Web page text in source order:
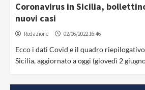
Coronavirus in Sicilia,
nuovi casi
Redazione 02/06/2022 16:46
Ecco i dati Covid e il quadro
Sicilia, aggiornato a oggi (giovedì 2